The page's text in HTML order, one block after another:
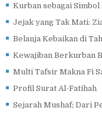
Kurban sebagai
Jejak yang Tak Mati:
Belanja Kebaikan di
Kewajiban Berkurban
Multi Tafsir Makna Fi
Profil Surat Al-Fatihah
Sejarah Mushaf; Dari